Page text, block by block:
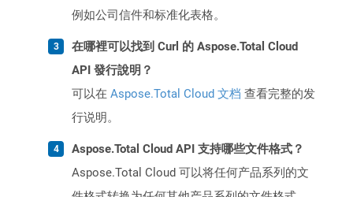
例如公司信件和标准化表格。
在哪裡可以找到 Curl 的 Aspose.Total Cloud
API 發行說明？
可以在 Aspose.Total Cloud 文档 查看完整的发
行说明。
Aspose.Total Cloud API 支持哪些文件格式？
Aspose.Total Cloud 可以将任何产品系列的文